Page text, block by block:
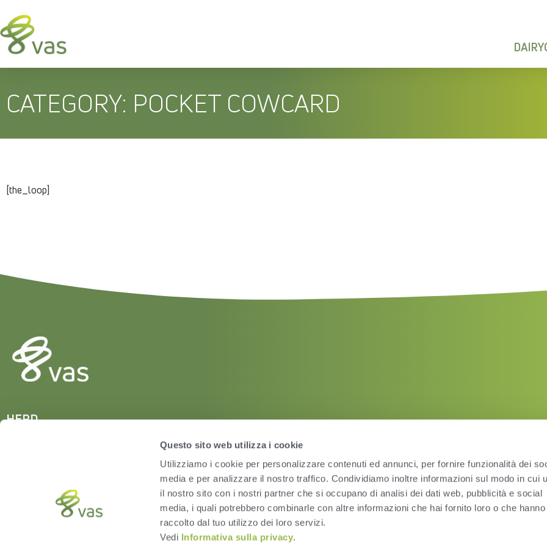
Questo sito web utilizza i cookie
Utilizziamo i cookie per personalizzare contenuti ed annunci, per fornire funzionalità dei
media e per analizzare il nostro traffico. Condividiamo inoltre informazioni sul modo in cui
il nostro sito con i nostri partner che si occupano di analisi dei dati web, pubblicità e social
media, i quali potrebbero combinarle con altre informazioni che hai fornito loro o che hanno
raccolto dal tuo utilizzo dei loro servizi.
Vedi Informativa sulla privacy.
CATEGORY: POCKET COWCARD
[the_loop]
HERD